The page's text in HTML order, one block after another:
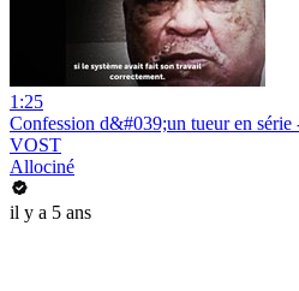
1:25
Confession d&#039;un tueur en série
VOST
Allociné
il y a 5 ans